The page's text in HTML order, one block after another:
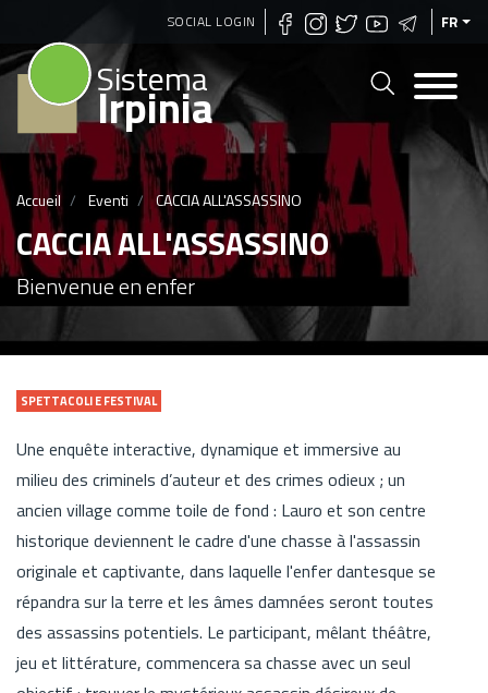
Aller
principal
SOCIAL LOGIN FR
Sistema
Irpinia
Accueil Eventi CACCIA ALL'ASSASSINO
CACCIA ALL'ASSASSINO
Bienvenue en enfer
SPETTACOLI E FESTIVAL
Une enquête interactive, dynamique et immersive au
milieu des criminels d’auteur et des crimes odieux ; un
ancien village comme toile de fond : Lauro et son centre
historique deviennent le cadre d'une chasse à l'assassin
originale et captivante, dans laquelle l'enfer dantesque se
répandra sur la terre et les âmes damnées seront toutes
des assassins potentiels. Le participant, mêlant théâtre,
jeu et littérature, commencera sa chasse avec un seul